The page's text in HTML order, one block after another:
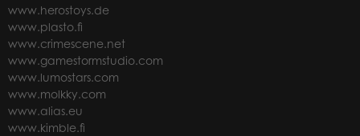
www.herostoys.de
www.plasto.fi
www.crimescene.net
www.gamestormstudio.com
www.lumostars.com
www.molkky.com
www.alias.eu
www.kimble.fi